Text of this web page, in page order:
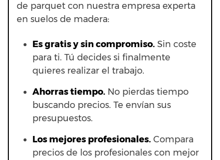
de parquet con nuestra empresa experta
en suelos de madera:
Es gratis y sin compromiso. Sin coste
para ti. Tú decides si finalmente
quieres realizar el trabajo.
Ahorras tiempo. No pierdas tiempo
buscando precios. Te envían sus
presupuestos.
Los mejores profesionales. Compara
precios de los profesionales con mejor